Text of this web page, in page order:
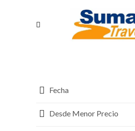
Fecha
Desde Menor Precio